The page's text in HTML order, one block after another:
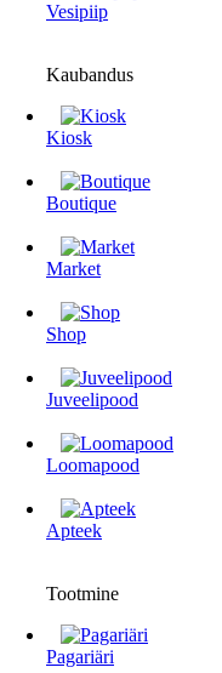
Vesipiip
Kaubandus
Kiosk
Boutique
Market
Shop
Juveelipood
Loomapood
Apteek
Tootmine
Pagariäri